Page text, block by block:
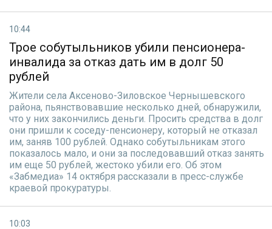
10:44
Трое собутыльников убили пенсионера-
инвалида за отказ дать им в долг 50
рублей
Жители села Аксеново-Зиловское Чернышевского
района, пьянствовавшие несколько дней, обнаружили,
что у них закончились деньги. Просить средства в долг
они пришли к соседу-пенсионеру, который не отказал
им, заняв 100 рублей. Однако собутыльникам этого
показалось мало, и они за последовавший отказ занять
им еще 50 рублей, жестоко убили его. Об этом
«Забмедиа» 14 октября рассказали в пресс-службе
краевой прокуратуры.
10:03